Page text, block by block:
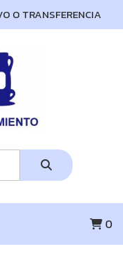
O TRANSFERENCIA
0